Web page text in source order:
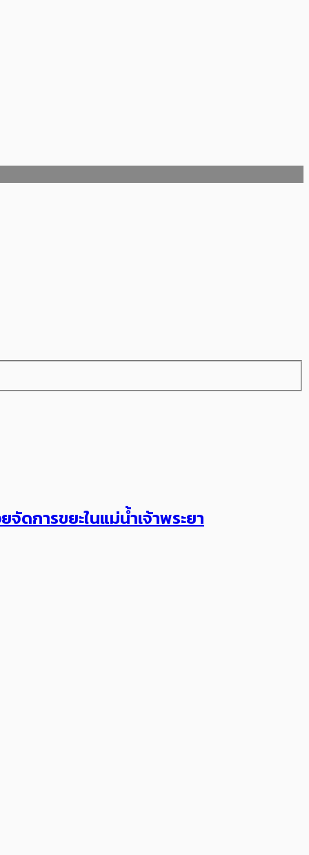
ดการขยะในแม่น้ำเจ้าพระยา